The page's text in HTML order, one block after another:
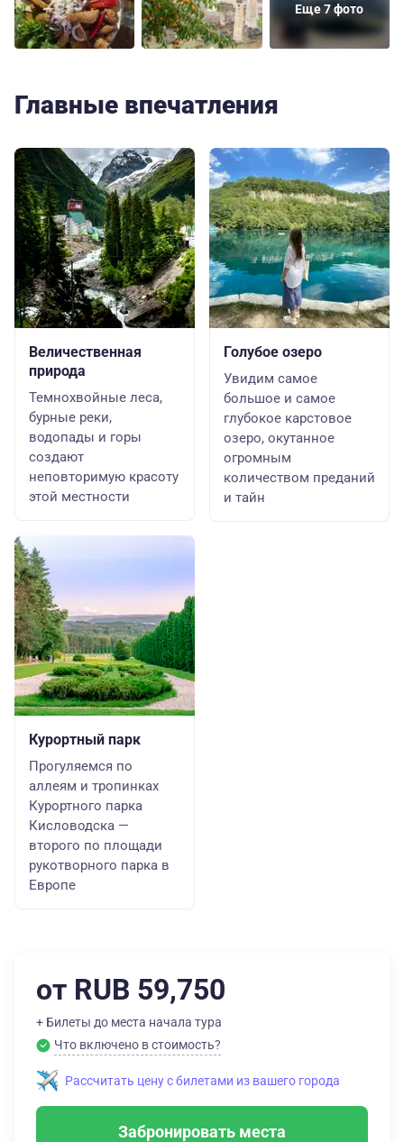
Еще 7 фото
Главные впечатления
Величественная
природа
Темнохвойные леса,
бурные реки,
водопады и горы
создают
неповторимую красоту
этой местности
Курортный парк
Прогуляемся по
аллеям и тропинках
Курортного парка
Кисловодска —
второго по площади
рукотворного парка в
Европе
Голубое озеро
Увидим самое
большое и самое
глубокое карстовое
озеро, окутанное
огромным
количеством преданий
и тайн
от RUB 59,750
+ Билеты до места начала тура
Что включено в стоимость?
Рассчитать цену с билетами из вашего города
Забронировать места